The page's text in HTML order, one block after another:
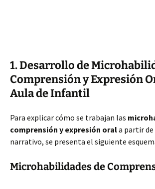
1. Desarrollo de
Comprensión y Expresión
Aula de Infantil
Para explicar cómo se trabajan las
comprensión y expresión orala partir
narrativo, se presenta el siguiente
Microhabilidades de